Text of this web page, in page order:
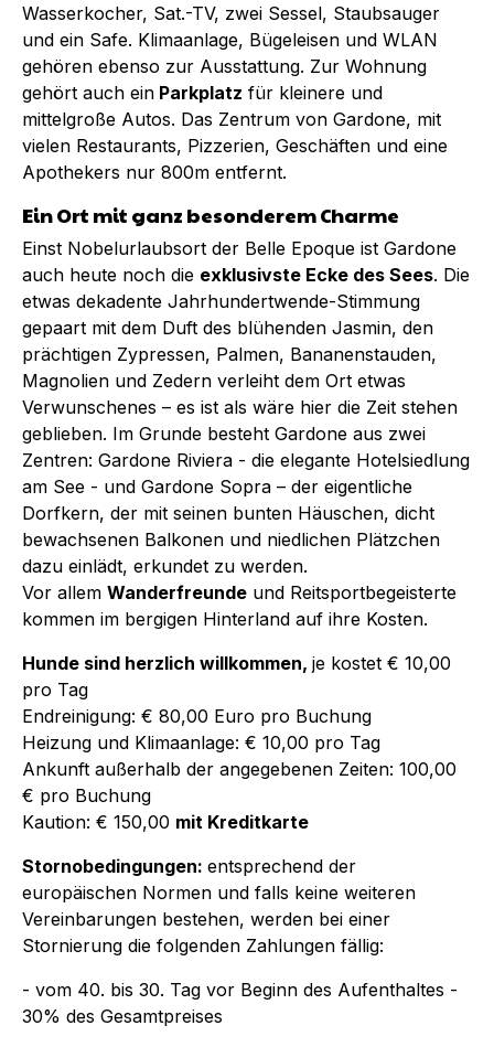
Wasserkocher, Sat.-TV, zwei Sessel, Staubsauger
und ein Safe. Klimaanlage, Bügeleisen und WLAN
gehören ebenso zur Ausstattung. Zur Wohnung
gehört auch ein Parkplatz für kleinere und
mittelgroße Autos. Das Zentrum von Gardone, mit
vielen Restaurants, Pizzerien, Geschäften und eine
Apothekers nur 800m entfernt.
Ein Ort mit ganz besonderem Charme
Einst Nobelurlaubsort der Belle Epoque ist Gardone
auch heute noch die exklusivste Ecke des Sees. Die
etwas dekadente Jahrhundertwende-Stimmung
gepaart mit dem Duft des blühenden Jasmin, den
prächtigen Zypressen, Palmen, Bananenstauden,
Magnolien und Zedern verleiht dem Ort etwas
Verwunschenes – es ist als wäre hier die Zeit stehen
geblieben. Im Grunde besteht Gardone aus zwei
Zentren: Gardone Riviera - die elegante Hotelsiedlung
am See - und Gardone Sopra – der eigentliche
Dorfkern, der mit seinen bunten Häuschen, dicht
bewachsenen Balkonen und niedlichen Plätzchen
dazu einlädt, erkundet zu werden.
Vor allem Wanderfreunde und Reitsportbegeisterte
kommen im bergigen Hinterland auf ihre Kosten.
Hunde sind herzlich willkommen, je kostet € 10,00
pro Tag
Endreinigung: € 80,00 Euro pro Buchung
Heizung und Klimaanlage: € 10,00 pro Tag
Ankunft außerhalb der angegebenen Zeiten: 100,00
€ pro Buchung
Kaution: € 150,00 mit Kreditkarte
Stornobedingungen: entsprechend der
europäischen Normen und falls keine weiteren
Vereinbarungen bestehen, werden bei einer
Stornierung die folgenden Zahlungen fällig:
- vom 40. bis 30. Tag vor Beginn des Aufenthaltes -
30% des Gesamtpreises